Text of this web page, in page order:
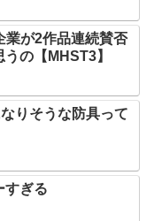
業が2作品連続賛否
の【MHST3】
りそうな防具って
すぎる